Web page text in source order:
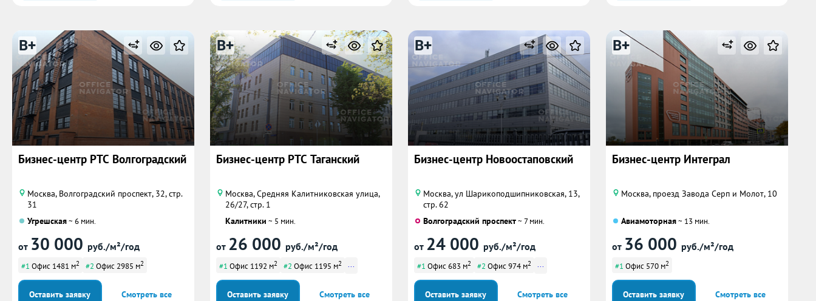
B+
Бизнес-центр РТС Волгоградский
Москва, Волгоградский проспект, 32, стр.
31
Угрешская~ 6 мин.
от 30 000 руб./м²/год
#1 Офис 1481 м2 #2 Офис 2985 м2
Оставить заявку Смотреть все
B+
Бизнес-центр РТС Таганский
Москва, Средняя Калитниковская улица,
26/27, стр. 1
Калитники ~ 5 мин.
от 26 000 руб./м²/год
#1 Офис 1192 м2 #2 Офис 1195 м2 ...
Оставить заявку Смотреть все
B+
Бизнес-центр Новоостаповский
Москва, ул Шарикоподшипниковская, 13,
стр. 62
Волгоградский проспект~ 7 мин.
от 24 000 руб./м²/год
#1 Офис 683 м2 #2 Офис 974 м2 ...
Оставить заявку Смотреть все
B+
Бизнес-центр Интеграл
Москва, проезд Завода Серп и Молот, 10
Авиамоторная~ 13 мин.
от 36 000 руб./м²/год
#1 Офис 570 м2
Оставить заявку Смотреть все